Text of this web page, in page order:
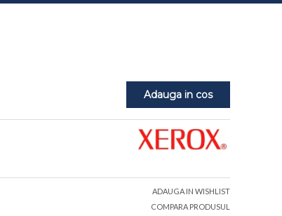
Adauga in cos
ADAUGA IN WISHLIST
COMPARA PRODUSUL